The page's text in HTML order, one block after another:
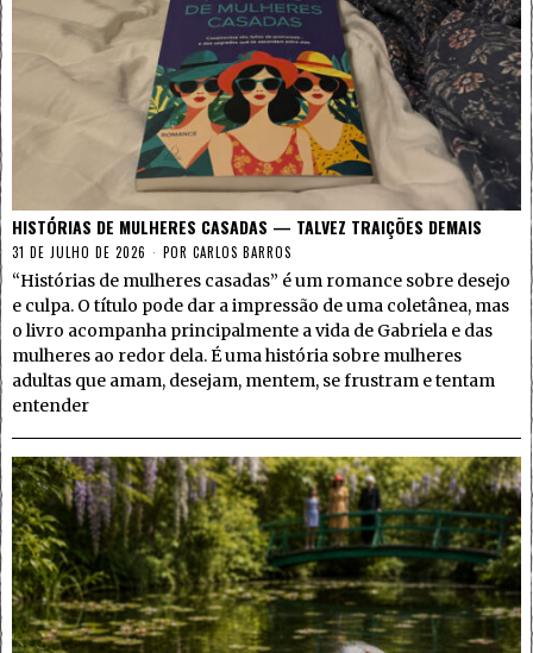
HISTÓRIAS DE MULHERES CASADAS — TALVEZ TRAIÇÕES DEMAIS
31 DE JULHO DE 2026 POR CARLOS BARROS
“Histórias de mulheres casadas” é um romance sobre desejo
e culpa. O título pode dar a impressão de uma coletânea, mas
o livro acompanha principalmente a vida de Gabriela e das
mulheres ao redor dela. É uma história sobre mulheres
adultas que amam, desejam, mentem, se frustram e tentam
entender